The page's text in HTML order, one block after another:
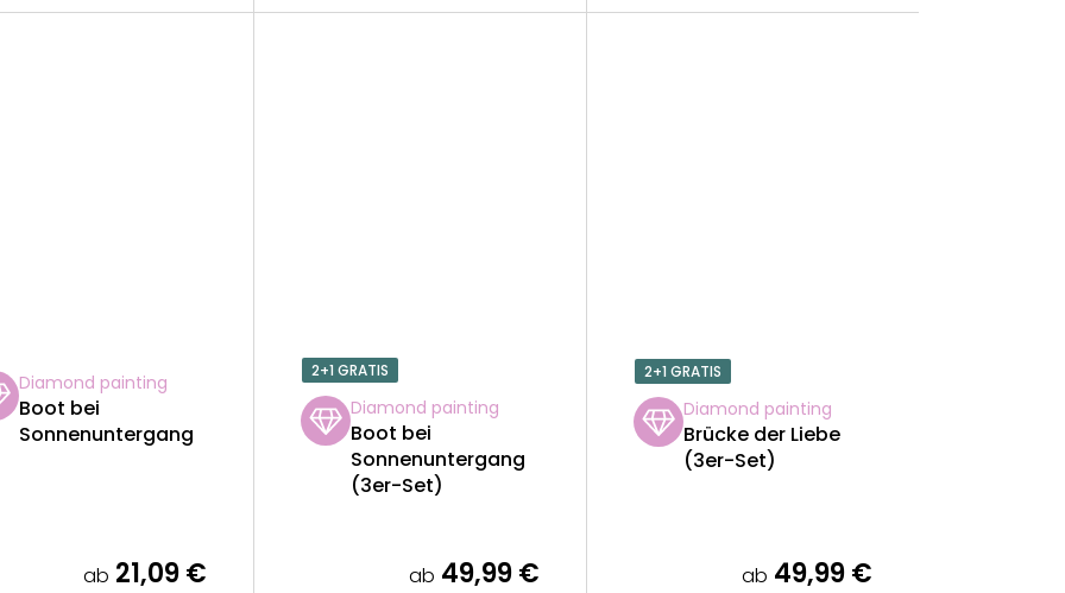
Diamond painting
Boot bei
Sonnenuntergang
ab 21,09 €
2+1 GRATIS
Diamond painting
Boot bei
Sonnenuntergang
(3er-Set)
ab 49,99 €
2+1 GRATIS
Diamond painting
Brücke der Liebe
(3er-Set)
ab 49,99 €